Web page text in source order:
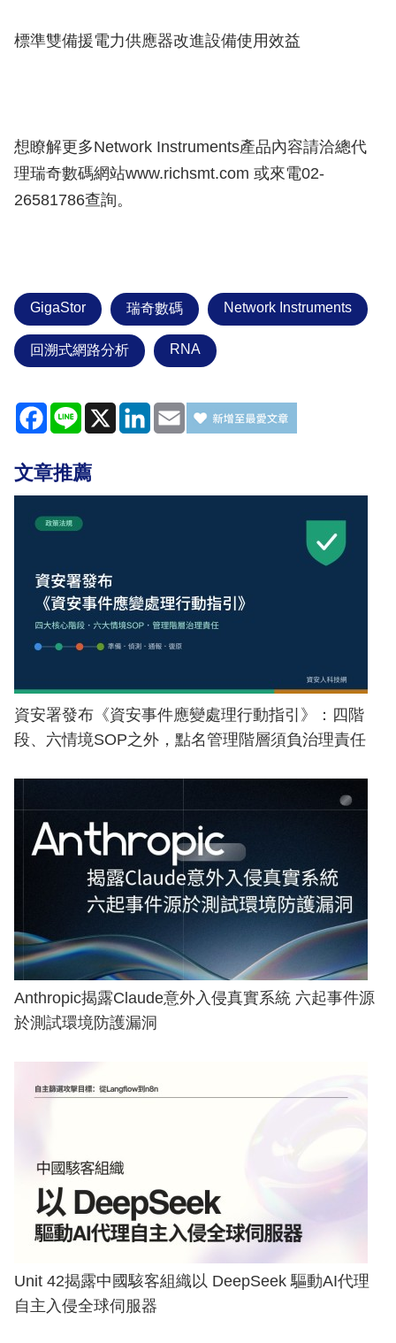
標準雙備援電力供應器改進設備使用效益
想瞭解更多Network Instruments產品內容請洽總代
理瑞奇數碼網站www.richsmt.com 或來電02-
26581786查詢。
GigaStor 瑞奇數碼 Network Instruments
回溯式網路分析 RNA
Facebook
Line X LinkedIn
Email
文章推薦
資安署發布《資安事件應變處理行動指引》：四階
段、六情境SOP之外，點名管理階層須負治理責任
Anthropic揭露Claude意外入侵真實系統 六起事件源
於測試環境防護漏洞
Unit 42揭露中國駭客組織以 DeepSeek 驅動AI代理
自主入侵全球伺服器